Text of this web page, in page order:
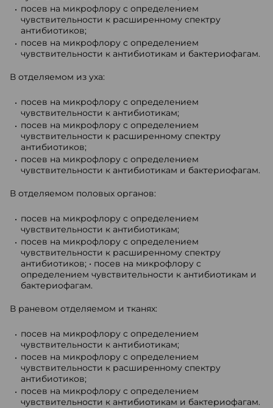
посев на микрофлору с определением
чувствительности к расширенному спектру
антибиотиков;
посев на микрофлору с определением
чувствительности к антибиотикам и бактериофагам.
В отделяемом из уха:
посев на микрофлору с определением
чувствительности к антибиотикам;
посев на микрофлору с определением
чувствительности к расширенному спектру
антибиотиков;
посев на микрофлору с определением
чувствительности к антибиотикам и бактериофагам.
В отделяемом половых органов:
посев на микрофлору с определением
чувствительности к антибиотикам;
посев на микрофлору с определением
чувствительности к расширенному спектру
антибиотиков; • посев на микрофлору с
определением чувствительности к антибиотикам и
бактериофагам.
В раневом отделяемом и тканях:
посев на микрофлору с определением
чувствительности к антибиотикам;
посев на микрофлору с определением
чувствительности к расширенному спектру
антибиотиков;
посев на микрофлору с определением
чувствительности к антибиотикам и бактериофагам.